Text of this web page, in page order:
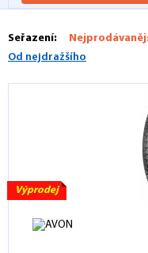
Seřazení:
Od nejdražšího
Výprodej